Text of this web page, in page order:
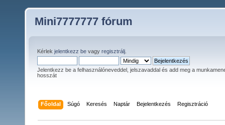
Mini7777777 fórum
Kérlek jelentkezz be vagy regisztrálj
Jelentkezz be a felhasználóneveddel, jelszavaddal és add meg a
hosszát
Főoldal Súgó Keresés Naptár Bejelentkezés Regisztráció